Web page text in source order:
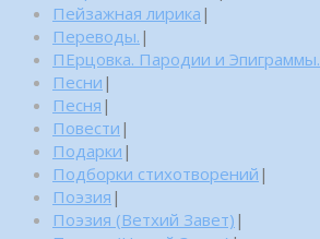
Пейзажная лирика |
Переводы. |
ПЕрцовка. Пародии и Эпиграммы.
Песни |
Песня |
Повести |
Подарки |
Подборки стихотворений |
Поэзия |
Поэзия (Ветхий Завет) |